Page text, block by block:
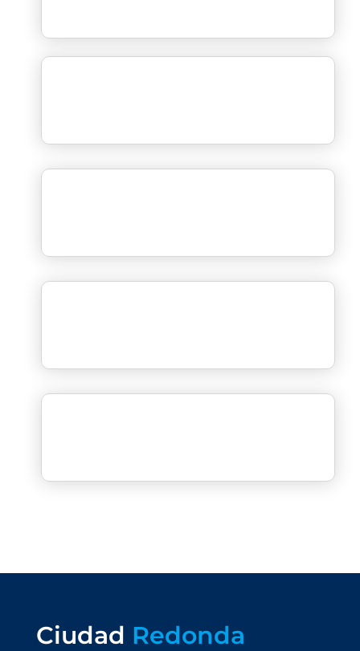
Ciudad Redonda